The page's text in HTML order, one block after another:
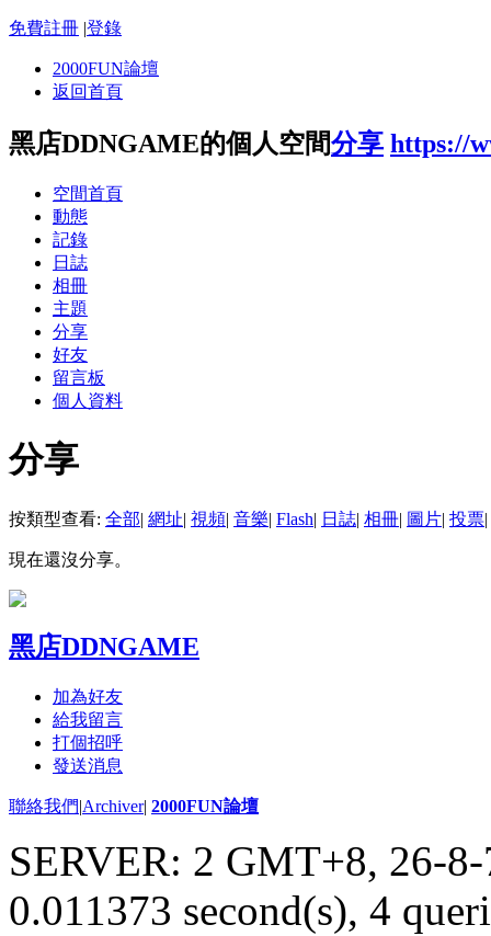
免費註冊 |登錄
2000FUN論壇
返回首頁
黑店DDNGAME的個人空間分享 https://
空間首頁
動態
記錄
日誌
相冊
主題
分享
好友
留言板
個人資料
分享
按類型查看: 全部| 網址| 視頻| 音樂| Flash| 日誌| 相冊| 圖片| 投票|
現在還沒分享。
黑店DDNGAME
加為好友
給我留言
打個招呼
發送消息
聯絡我們|Archiver| 2000FUN論壇
SERVER: 2 GMT+8, 26-
0.011373 second(s), 4